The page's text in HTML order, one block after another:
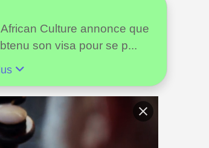
Culture annonce que
son visa pour se p...